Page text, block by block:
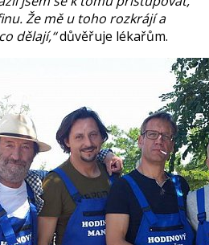
Že mě u toho rozkrájí a
dělají,“důvěřuje lékařům.